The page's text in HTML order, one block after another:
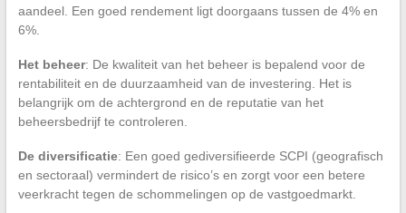
aandeel. Een goed rendement ligt doorgaans tussen de 4% en
6%.
Het beheer: De kwaliteit van het beheer is bepalend voor de
rentabiliteit en de duurzaamheid van de investering. Het is
belangrijk om de achtergrond en de reputatie van het
beheersbedrijf te controleren.
De diversificatie: Een goed gediversifieerde SCPI (geografisch
en sectoraal) vermindert de risico’s en zorgt voor een betere
veerkracht tegen de schommelingen op de vastgoedmarkt.